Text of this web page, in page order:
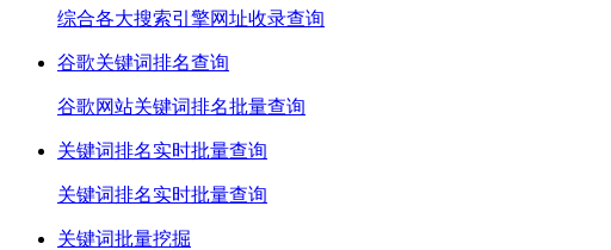
综合各大搜索引擎网址收录查询
谷歌关键词排名查询
谷歌网站关键词排名批量查询
关键词排名实时批量查询
关键词排名实时批量查询
关键词批量挖掘